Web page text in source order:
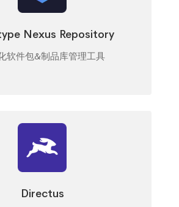
Nexus Repository
软件包&制品库管理工具
Directus